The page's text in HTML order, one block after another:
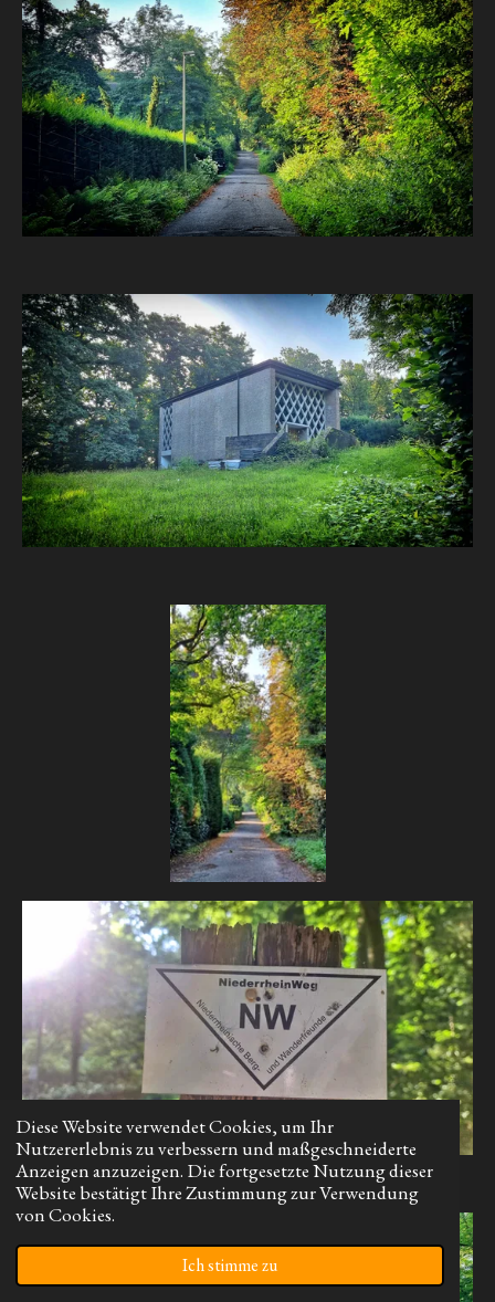
Diese Website verwendet Cookies, um Ihr
Nutzererlebnis zu verbessern und maßgeschneiderte
Anzeigen anzuzeigen. Die fortgesetzte Nutzung dieser
Website bestätigt Ihre Zustimmung zur Verwendung
von Cookies.
Ich stimme zu